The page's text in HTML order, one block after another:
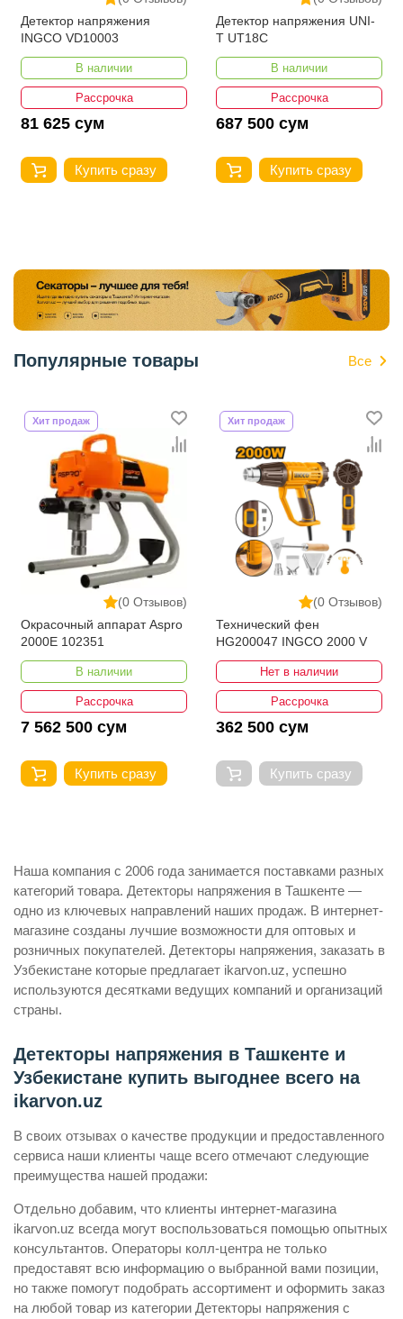
Детектор напряжения
INGCO VD10003
В наличии
Рассрочка
81 625 сум
Купить сразу
Детектор напряжения UNI-
T UT18C
В наличии
Рассрочка
687 500 сум
Купить сразу
Популярные товары Все
(0 Отзывов)
Хит продаж
Окрасочный аппарат Aspro
2000E 102351
В наличии
Рассрочка
7 562 500 сум
Купить сразу
(0 Отзывов)
Хит продаж
Технический фен
HG200047 INGCO 2000 V
Нет в наличии
Рассрочка
362 500 сум
Купить сразу
Наша компания с 2006 года занимается поставками разных
категорий товара. Детекторы напряжения в Ташкенте —
одно из ключевых направлений наших продаж. В интернет-
магазине созданы лучшие возможности для оптовых и
розничных покупателей. Детекторы напряжения, заказать в
Узбекистане которые предлагает ikarvon.uz, успешно
используются десятками ведущих компаний и организаций
страны.
Детекторы напряжения в Ташкенте и
Узбекистане купить выгоднее всего на
ikarvon.uz
В своих отзывах о качестве продукции и предоставленного
сервиса наши клиенты чаще всего отмечают следующие
преимущества нашей продажи:
Отдельно добавим, что клиенты интернет-магазина
ikarvon.uz всегда могут воспользоваться помощью опытных
консультантов. Операторы колл-центра не только
предоставят всю информацию о выбранной вами позиции,
но также помогут подобрать ассортимент и оформить заказ
на любой товар из категории Детекторы напряжения с